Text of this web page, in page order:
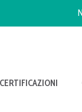
CERTIFICAZIONI